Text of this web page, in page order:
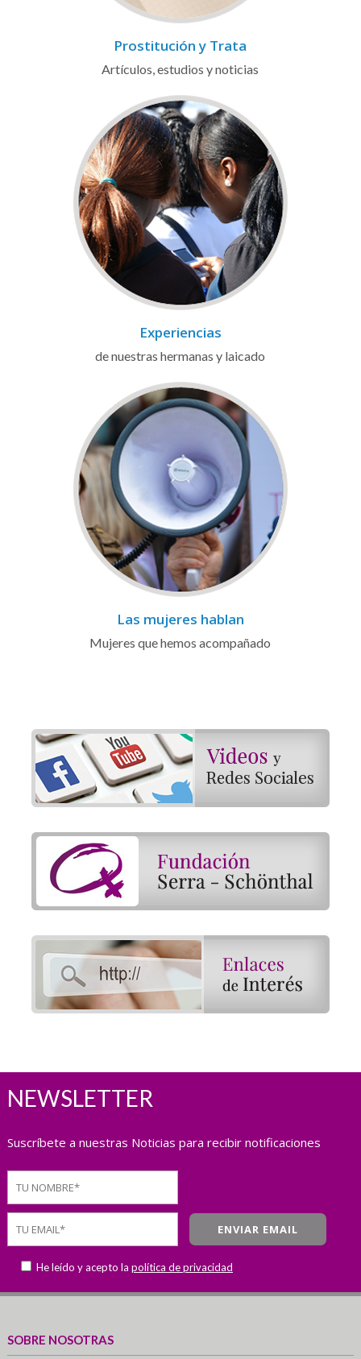
Prostitución y Trata
Artículos, estudios y noticias
Experiencias
de nuestras hermanas y laicado
Las mujeres hablan
Mujeres que hemos acompañado
NEWSLETTER
Suscríbete a nuestras Noticias para recibir notificaciones
He leído y acepto la política de privacidad
SOBRE NOSOTRAS